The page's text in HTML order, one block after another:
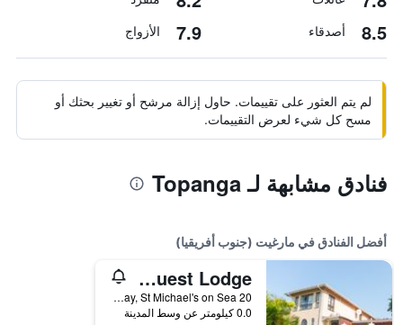
8.5 أصدقاء 7.9 الأزواج
لم يتم العثور على تقييمات. حاول إزالة مرشح أو تغيير بحثك أو
مسح كل شيء لعرض التقييمات.
فنادق مشابهة لـ Topanga
أفضل الفنادق في مارغيت (جنوب أفريقيا)
Fairway Guest Lodge
20 Fairway, St Michael's on Sea, مارغيت (جنوب أفريقيا), محافظة كوازولو ناتال, جنوب أفريقيا
0.0 كيلومتر عن وسط المدينة